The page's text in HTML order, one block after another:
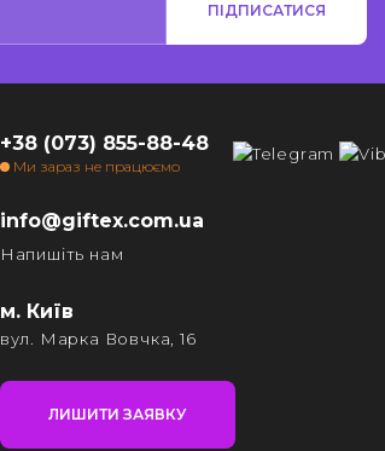
ПІДПИСАТИСЯ
+38 (073) 855-88-48
Ми зараз не працюємо
info@giftex.com.ua
Напишіть нам
м. Київ
вул. Марка Вовчка, 16
ЛИШИТИ ЗАЯВКУ